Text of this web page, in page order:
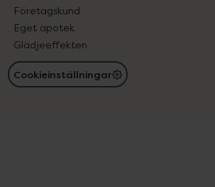
Företagskund
Eget apotek
Glädjeeffekten
Cookieinställningar